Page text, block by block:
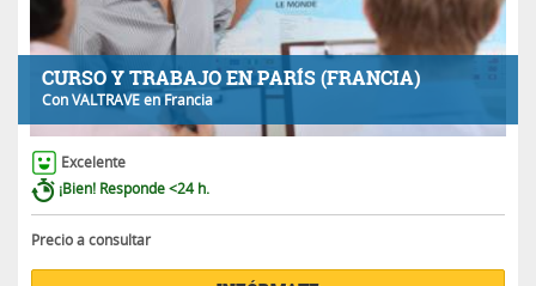
CURSO Y TRABAJO EN PARÍS (FRANCIA)
ConVALTRAVEen Francia
Excelente
¡Bien! Responde <24 h.
Precio a consultar